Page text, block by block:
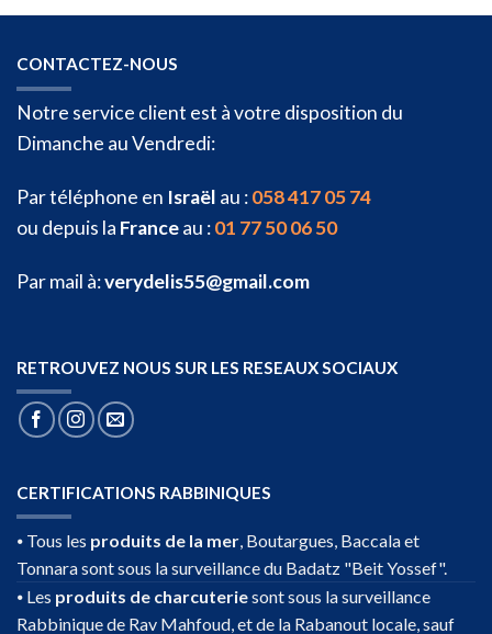
CONTACTEZ-NOUS
Notre service client est à votre disposition du
Dimanche au Vendredi:
Par téléphone en Israël au :058 417 05 74
ou depuis la Franceau :01 77 50 06 50
Par mail à:verydelis55@gmail.com
RETROUVEZ NOUS SUR LES RESEAUX SOCIAUX
CERTIFICATIONS RABBINIQUES
⦁ Tous les produits de la mer, Boutargues, Baccala et
Tonnara sont sous la surveillance du Badatz "Beit Yossef".
⦁ Les produits de charcuteriesont sous la surveillance
Rabbinique de Rav Mahfoud, et de la Rabanout locale, sauf